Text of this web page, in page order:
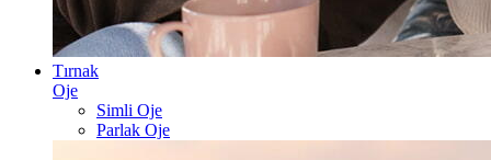
Tırnak
Oje
Simli Oje
Parlak Oje